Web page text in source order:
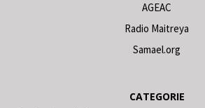
AGEAC
Radio Maitreya
Samael.org
CATEGORIE